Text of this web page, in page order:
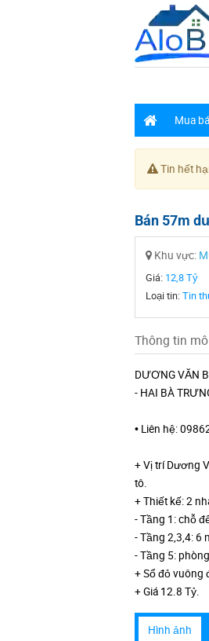
Mua
Tin hết
Bán 57m
Khu vực:
Giá: 12,8 Tỷ
Loại tin:Tin
Thông tin
DƯƠNG VĂN
- HAI BÀ
• Liên hệ:
+ Vị trí Dương
tô.
+ Thiết kế: 2
- Tầng 1: chỗ
- Tầng 2,3,4: 6
- Tầng 5:
+ Sổ đỏ vuông
+ Giá 12.8 Tỷ.
Hình ảnh